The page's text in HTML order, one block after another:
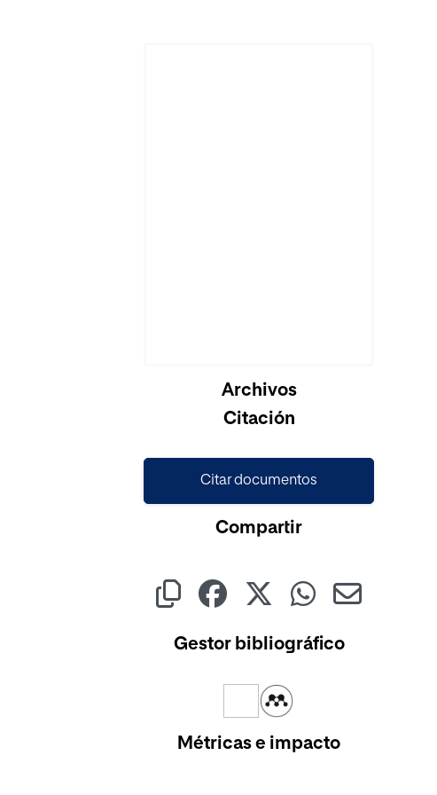
Archivos
Citación
Citar documentos
Compartir
Gestor bibliográfico
Métricas e impacto